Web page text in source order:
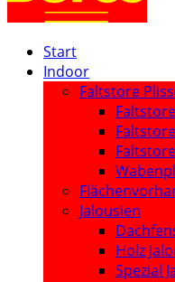
Start
Indoor
Faltstore
Jalousien
Holz
Spezial